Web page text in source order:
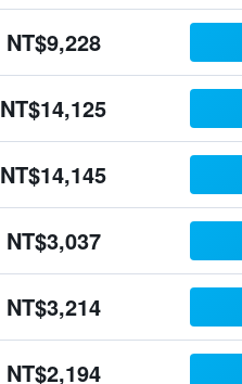
NT$9,228
NT$14,125
NT$14,145
NT$3,037
NT$3,214
NT$2,194